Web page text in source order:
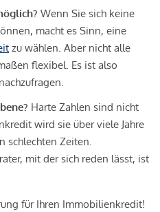
Wenn Sie sich keine
macht es Sinn, eine
zu wählen. Aber nicht alle
flexibel. Es ist also
Harte Zahlen sind nicht
wird sie über viele Jahre
schlechten Zeiten.
mit der sich reden lässt, ist
für Ihren Immobilienkredit!